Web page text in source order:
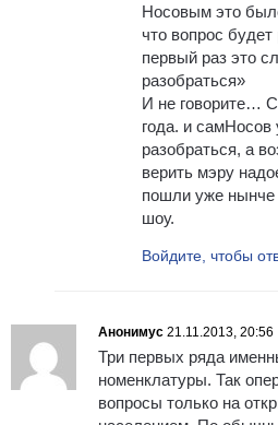
Носовым это
что вопрос
первый раз это
разобраться»
И не говорите…
года. и
разобраться, а
верить мэру
пошли уже нынче
шоу.
Войдите, чтобы
Анонимус 21.11.2013, 20:56
Три первых ряда
номенклатуры. Так
вопросы только на